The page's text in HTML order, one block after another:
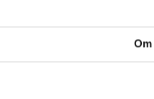
Om
orange stk